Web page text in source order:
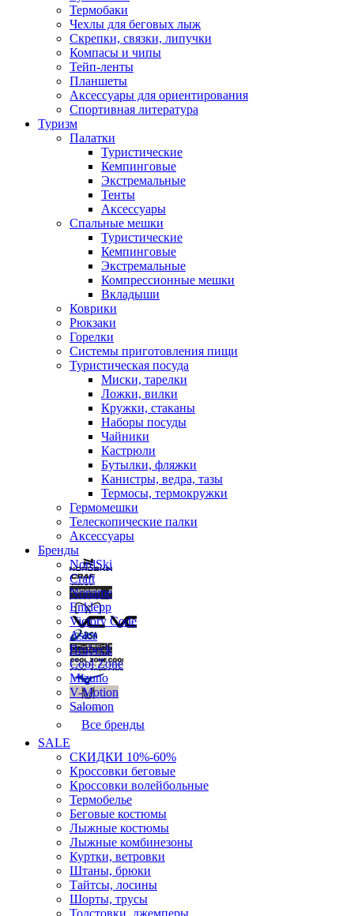
Термобаки
Чехлы для беговых лыж
Скрепки, связки, липучки
Компасы и чипы
Тейп-ленты
Планшеты
Аксессуары для ориентирования
Спортивная литература
Туризм
Палатки
Туристические
Кемпинговые
Экстремальные
Тенты
Аксессуары
Спальные мешки
Туристические
Кемпинговые
Экстремальные
Компрессионные мешки
Вкладыши
Коврики
Рюкзаки
Горелки
Системы приготовления пищи
Туристическая посуда
Миски, тарелки
Ложки, вилки
Кружки, стаканы
Наборы посуды
Чайники
Кастрюли
Бутылки, фляжки
Канистры, ведра, тазы
Термосы, термокружки
Гермомешки
Телескопические палки
Аксессуары
Бренды
NordSki
Craft
Noname
Enklepp
Victory Code
Asics
Brubeck
Cool Zone
Mizuno
V-Motion
Salomon
Все бренды
SALE
СКИДКИ 10%-60%
Кроссовки беговые
Кроссовки волейбольные
Термобелье
Беговые костюмы
Лыжные костюмы
Лыжные комбинезоны
Куртки, ветровки
Штаны, брюки
Тайтсы, лосины
Шорты, трусы
Толстовки, джемперы